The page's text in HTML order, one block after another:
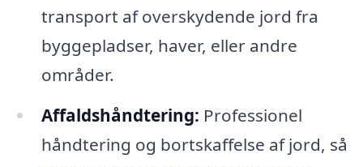
transport af overskydende jord fra
byggepladser, haver, eller andre
områder.
Affaldshåndtering: Professionel
håndtering og bortskaffelse af jord, så